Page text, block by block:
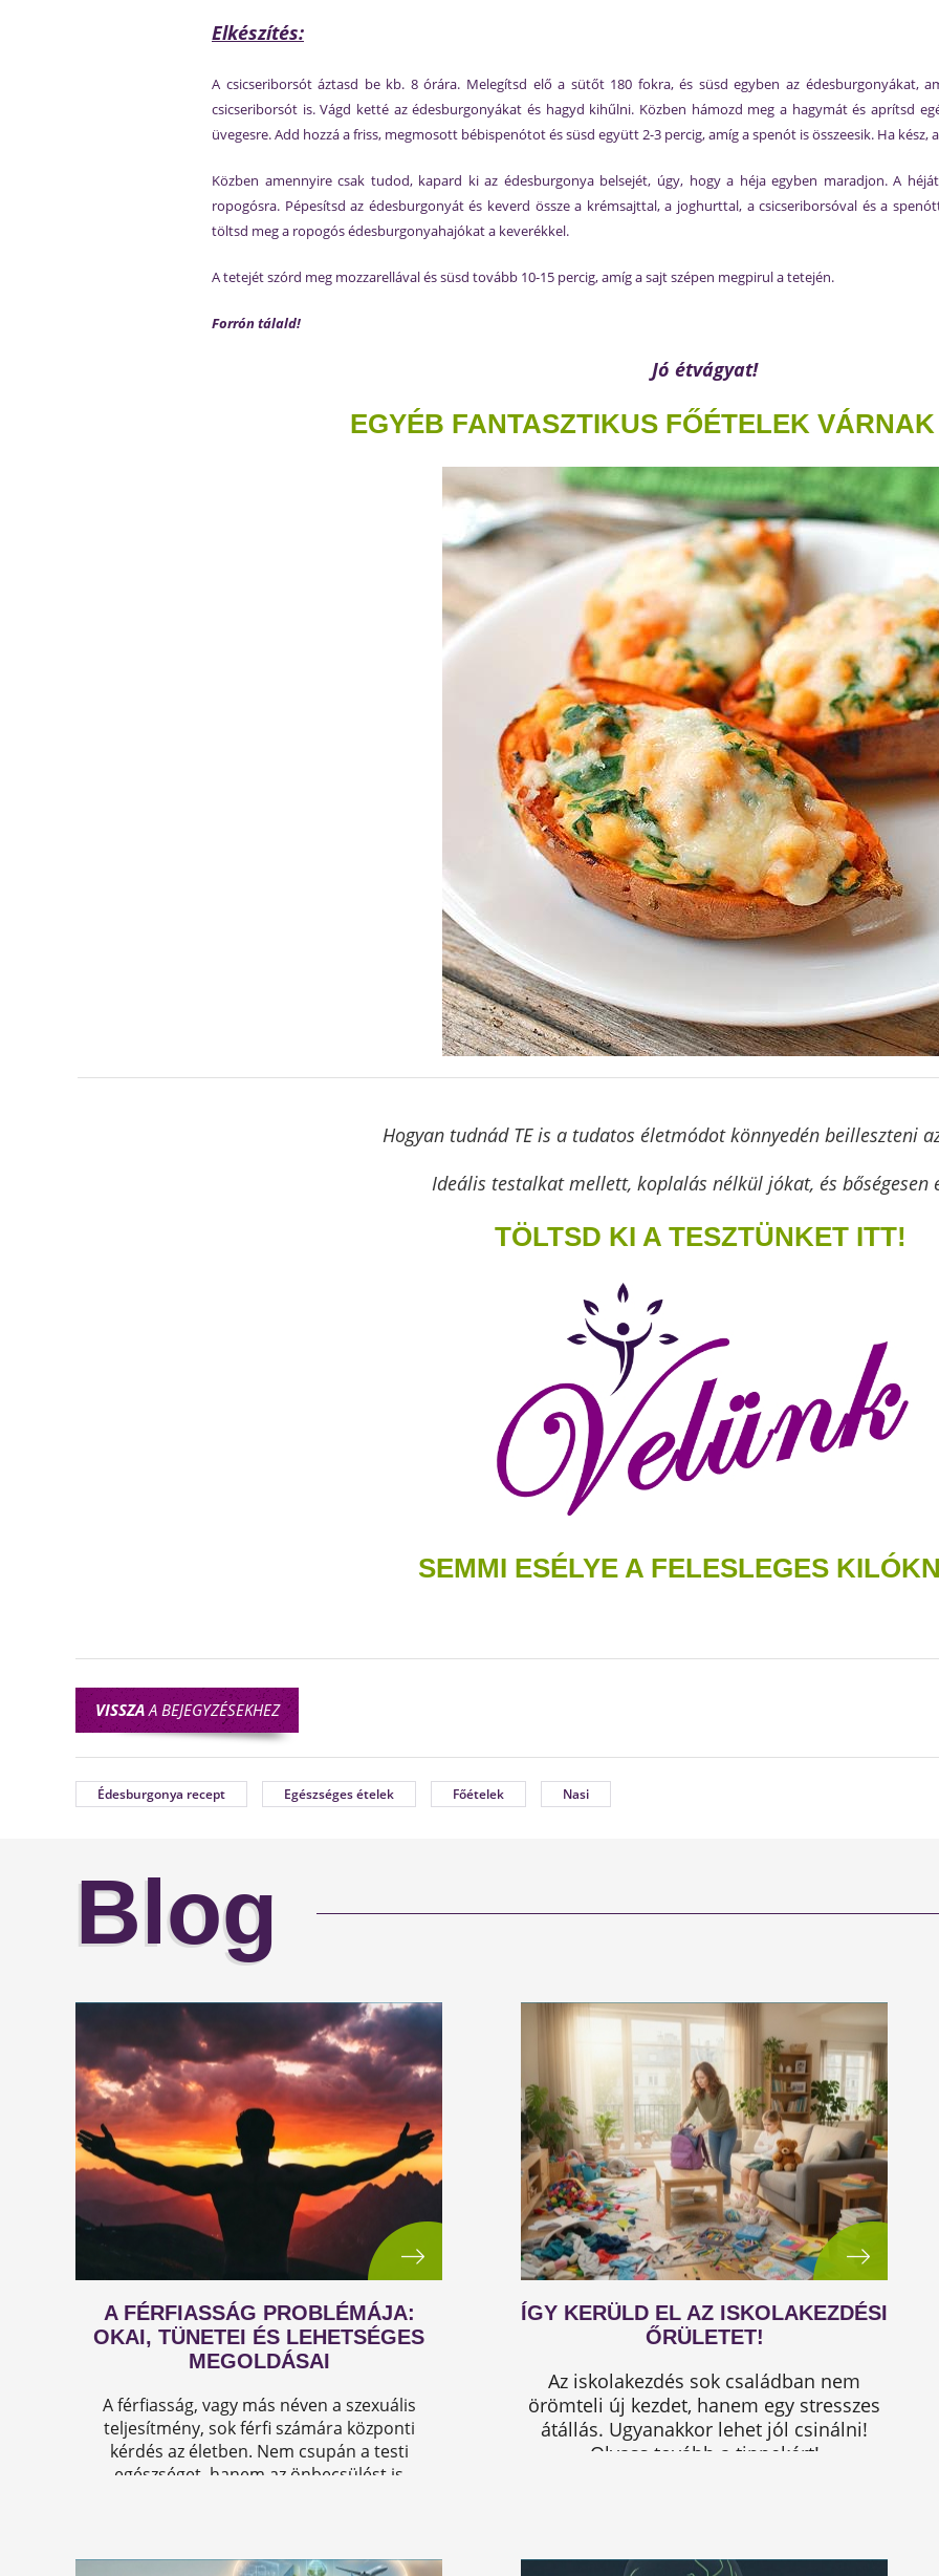
Elkészítés:
A csicseriborsót áztasd be kb. 8 órára. Melegítsd elő a sütőt 180 fokra, és süsd egyben az édesburgonyákat,
csicseriborsót is. Vágd ketté az édesburgonyákat és hagyd kihűlni. Közben hámozd meg a hagymát és aprítsd
üvegesre. Add hozzá a friss, megmosott bébispenótot és süsd együtt 2-3 percig, amíg a spenót is összeesik. Ha
Közben amennyire csak tudod, kapard ki az édesburgonya belsejét, úgy, hogy a héja egyben maradjon. A
ropogósra. Pépesítsd az édesburgonyát és keverd össze a krémsajttal, a joghurttal, a csicseriborsóval és a
töltsd meg a ropogós édesburgonyahajókat a keverékkel.
A tetejét szórd meg mozzarellával és süsd tovább 10-15 percig, amíg a sajt szépen megpirul a tetején.
Forrón tálald!
Jó étvágyat!
EGYÉB FANTASZTIKUS FŐÉTELEK
Hogyan tudnád TE is a tudatos életmódot könnyedén beilleszteni
Ideális testalkat mellett, koplalás nélkül jókat, és bőségesen
TÖLTSD KI A TESZTÜNKET ITT!
SEMMI ESÉLYE A FELESLEGES
VISSZAA BEJEGYZÉSEKHEZ
Édesburgonya recept Egészséges ételek Főételek Nasi
Blog
A FÉRFIASSÁG PROBLÉMÁJA:
OKAI, TÜNETEI ÉS LEHETSÉGES
MEGOLDÁSAI
A férfiasság, vagy más néven a szexuális
teljesítmény, sok férfi számára központi
kérdés az életben. Nem csupán a testi
egészséget, hanem az önbecsülést is
ÍGY KERÜLD EL AZ ISKOLAKEZDÉSI
ŐRÜLETET!
Az iskolakezdés sok családban nem
örömteli új kezdet, hanem egy stresszes
átállás. Ugyanakkor lehet jól csinálni!
Olvass tovább a tippekért!